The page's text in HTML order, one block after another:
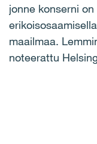
jonne konserni
maailmaa.
noteerattu